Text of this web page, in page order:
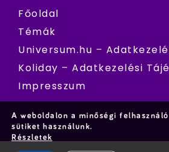
Főoldal
Témák
Universum.hu –
Koliday – Adatkezelési
Impresszum
A weboldalon a minőségi
sütiket használunk.
Részletek